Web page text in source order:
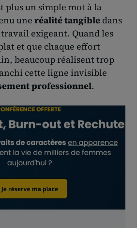
plus un simple mot à la
une réalité tangible dans
exigeant. Quand les
et que chaque effort
beaucoup réalisent trop
cette ligne invisible
professionnel.